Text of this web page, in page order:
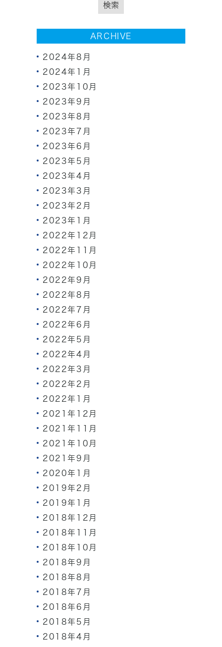
ARCHIVE
2024年8月
2024年1月
2023年10月
2023年9月
2023年8月
2023年7月
2023年6月
2023年5月
2023年4月
2023年3月
2023年2月
2023年1月
2022年12月
2022年11月
2022年10月
2022年9月
2022年8月
2022年7月
2022年6月
2022年5月
2022年4月
2022年3月
2022年2月
2022年1月
2021年12月
2021年11月
2021年10月
2021年9月
2020年1月
2019年2月
2019年1月
2018年12月
2018年11月
2018年10月
2018年9月
2018年8月
2018年7月
2018年6月
2018年5月
2018年4月